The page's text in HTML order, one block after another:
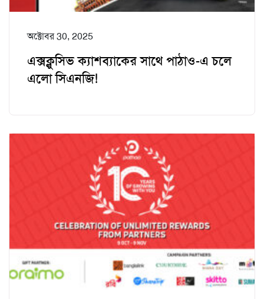
অক্টোবর 30, 2025
এক্সক্লুসিভ ক্যাশব্যাকের সাথে পাঠাও-এ চলে
এলো সিএনজি!